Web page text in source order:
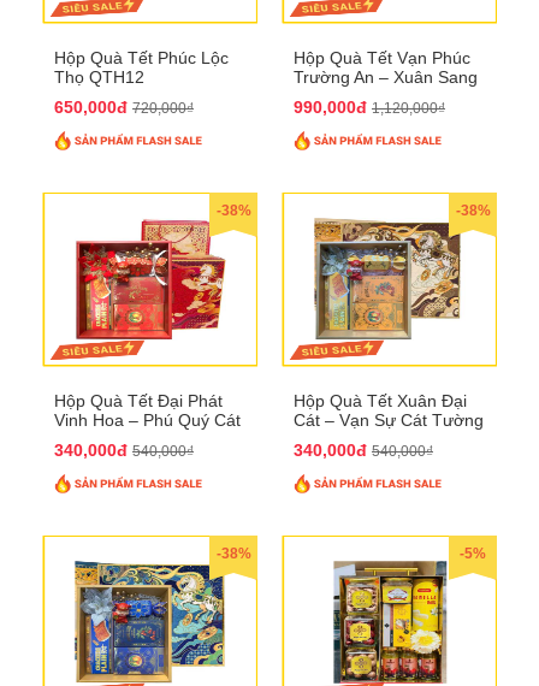
Hộp Quà Tết Phúc Lộc
Thọ QTH12
650,000đ 720,000₫
Hộp Quà Tết Vạn Phúc
Trường An – Xuân Sang
990,000đ 1,120,000₫
-38%
Hộp Quà Tết Đại Phát
Vinh Hoa – Phú Quý Cát
340,000đ 540,000₫
-38%
Hộp Quà Tết Xuân Đại
Cát – Vạn Sự Cát Tường
340,000đ 540,000₫
-38% -5%